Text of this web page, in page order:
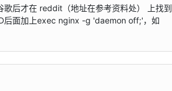
后才在 reddit（地址在参考资料处） 上找到
后面加上exec nginx -g 'daemon off;'，如